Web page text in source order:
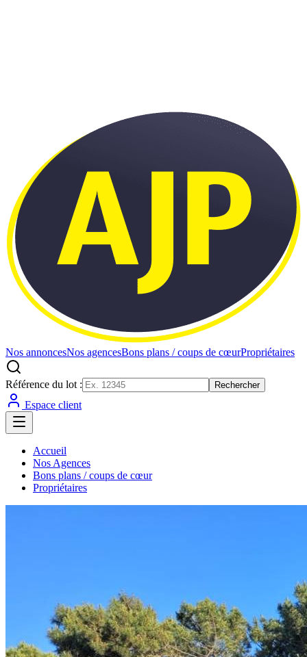
Nos annoncesNos agencesBons plans / coups de cœurPropriétaires
Référence du lot : Rechercher
Espace client
Accueil
Nos Agences
Bons plans / coups de cœur
Propriétaires